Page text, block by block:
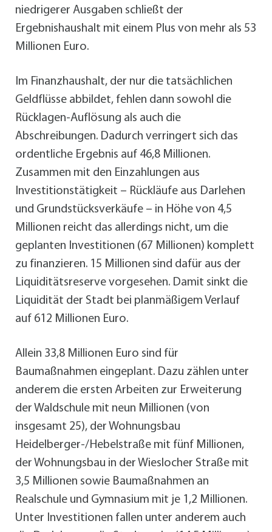
niedrigerer Ausgaben schließt der
Ergebnishaushalt mit einem Plus von mehr als 53
Millionen Euro.
Im Finanzhaushalt, der nur die tatsächlichen
Geldflüsse abbildet, fehlen dann sowohl die
Rücklagen-Auflösung als auch die
Abschreibungen. Dadurch verringert sich das
ordentliche Ergebnis auf 46,8 Millionen.
Zusammen mit den Einzahlungen aus
Investitionstätigkeit – Rückläufe aus Darlehen
und Grundstücksverkäufe – in Höhe von 4,5
Millionen reicht das allerdings nicht, um die
geplanten Investitionen (67 Millionen) komplett
zu finanzieren. 15 Millionen sind dafür aus der
Liquiditätsreserve vorgesehen. Damit sinkt die
Liquidität der Stadt bei planmäßigem Verlauf
auf 612 Millionen Euro.
Allein 33,8 Millionen Euro sind für
Baumaßnahmen eingeplant. Dazu zählen unter
anderem die ersten Arbeiten zur Erweiterung
der Waldschule mit neun Millionen (von
insgesamt 25), der Wohnungsbau
Heidelberger-/Hebelstraße mit fünf Millionen,
der Wohnungsbau in der Wieslocher Straße mit
3,5 Millionen sowie Baumaßnahmen an
Realschule und Gymnasium mit je 1,2 Millionen.
Unter Investitionen fallen unter anderem auch